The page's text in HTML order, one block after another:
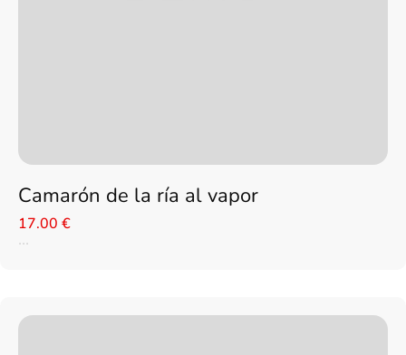
Camarón de la ría al vapor
17.00 €
...